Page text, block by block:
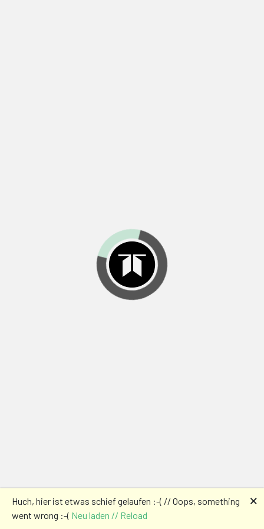
Huch, hier ist etwas schief gelaufen :-( // Oops, something
went wrong :-( Neu laden // Reload
🗙